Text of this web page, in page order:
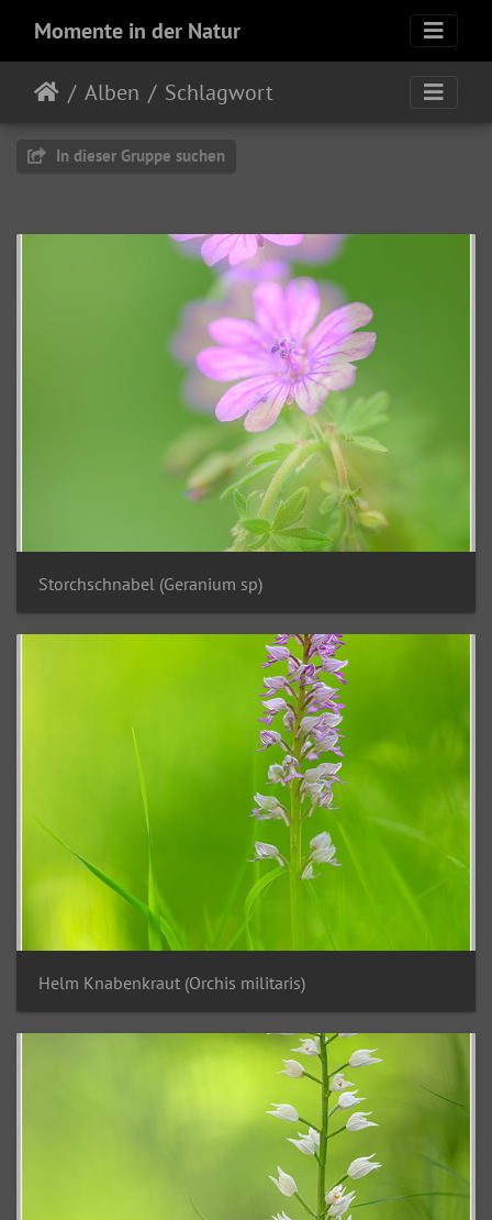
Momente in der Natur
Alben Schlagwort
In dieser Gruppe suchen
Storchschnabel (Geranium sp)
Helm Knabenkraut (Orchis militaris)